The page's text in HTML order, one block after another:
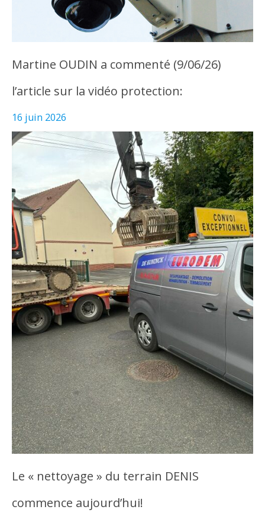
Martine OUDIN a commenté (9/06/26)
l’article sur la vidéo protection:
16 juin 2026
Le « nettoyage » du terrain DENIS
commence aujourd’hui!